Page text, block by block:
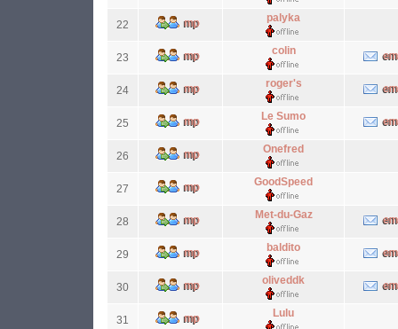
22
palyka
23
colin
24
roger's
25
Le Sumo
26
Onefred
27
GoodSpeed
28
Met-du-Gaz
29
baldito
30
oliveddk
31
Lulu